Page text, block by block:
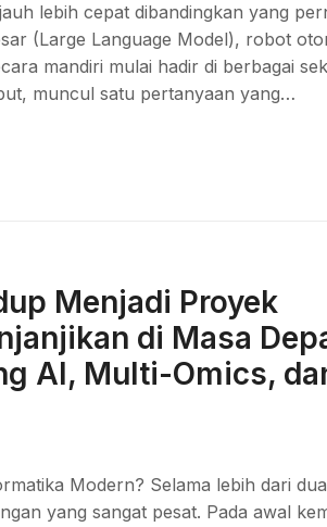
lebih cepat dibandingkan yang
(Large Language Model), robot
mandiri mulai hadir di berbagai
muncul satu pertanyaan yang…
Menjadi Proyek
di Masa
AI, Multi-Omics,
Modern? Selama lebih dari
yang sangat pesat. Pada awal